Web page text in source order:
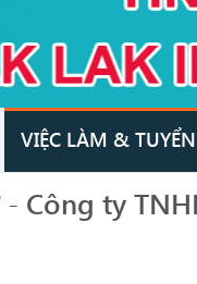
VIỆC LÀM &
Công ty